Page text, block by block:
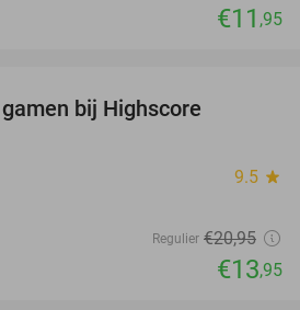
€11 ,95
bij Highscore
9.5 star
Regulier €20,95
€13,95